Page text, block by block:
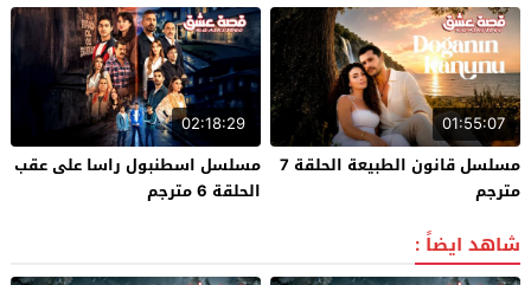
01:55:07
مسلسل قانون الطبيعة الحلقة 7
مترجم
02:18:29
مسلسل اسطنبول راسا على عقب
الحلقة 6 مترجم
شاهد ايضاً :